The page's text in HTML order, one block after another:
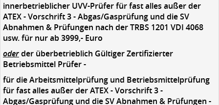
innerbetrieblicher UVV-Prüfer für fast alles außer der
ATEX - Vorschrift 3 - Abgas/Gasprüfung und die SV
Abnahmen & Prüfungen nach der TRBS 1201 VDI 4068
usw. für nur ab 3999,- Euro
oderder überbetrieblich Gültiger Zertifizierter
Betriebsmittel Prüfer -
für die Arbeitsmittelprüfung und Betriebsmittelprüfung
für fast alles außer der ATEX - Vorschrift 3 -
Abgas/Gasprüfung und die SV Abnahmen & Prüfungen -